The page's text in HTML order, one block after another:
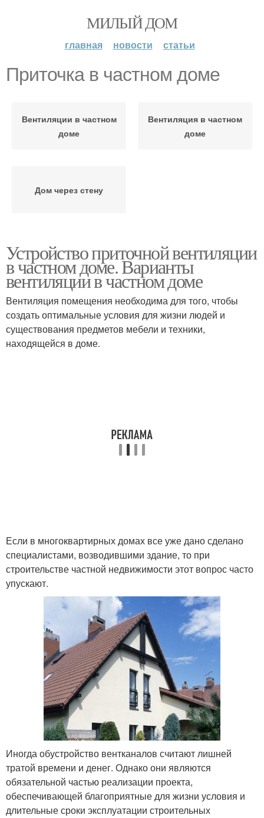
МИЛЫЙ ДОМ
главная новости статьи
Приточка в частном доме
Вентиляции в частном
доме
Вентиляция в частном
доме
Дом через стену
Устройство приточной вентиляции
в частном доме. Варианты
вентиляции в частном доме
Вентиляция помещения необходима для того, чтобы
создать оптимальные условия для жизни людей и
существования предметов мебели и техники,
находящейся в доме.
Если в многоквартирных домах все уже дано сделано
специалистами, возводившими здание, то при
строительстве частной недвижимости этот вопрос часто
упускают.
Иногда обустройство вентканалов считают лишней
тратой времени и денег. Однако они являются
обязательной частью реализации проекта,
обеспечивающей благоприятные для жизни условия и
длительные сроки эксплуатации строительных